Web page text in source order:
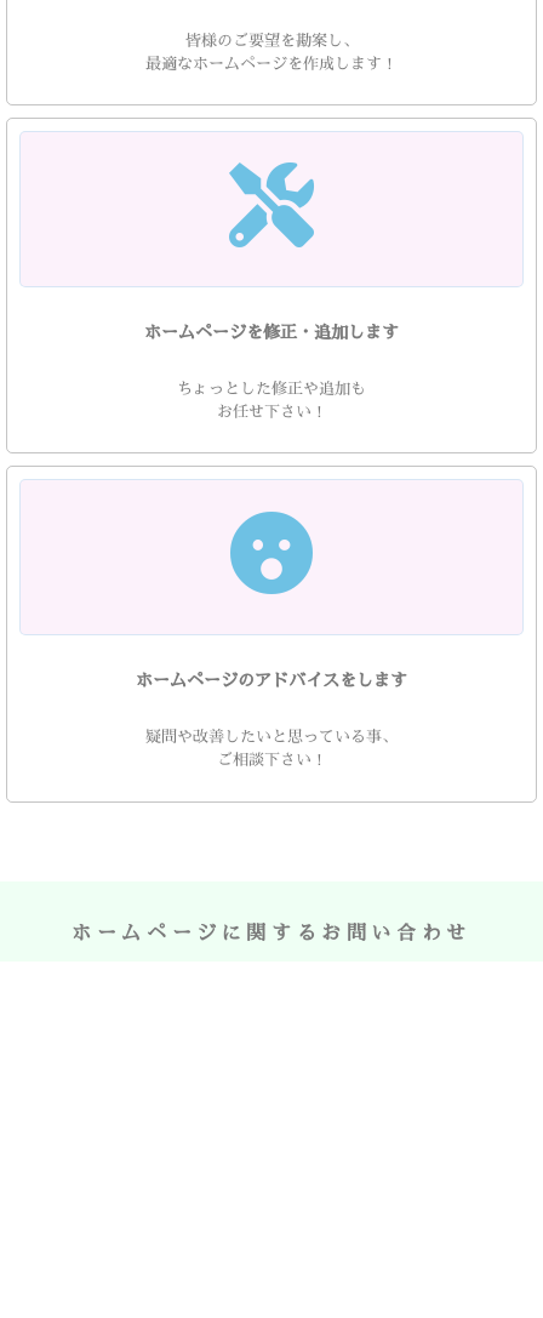
皆様のご要望を勘案し、
最適なホームページを作成します！
ホームページを修正・追加します
ちょっとした修正や追加も
お任せ下さい！
ホームページのアドバイスをします
疑問や改善したいと思っている事、
ご相談下さい！
ホームページに関するお問い合わせ